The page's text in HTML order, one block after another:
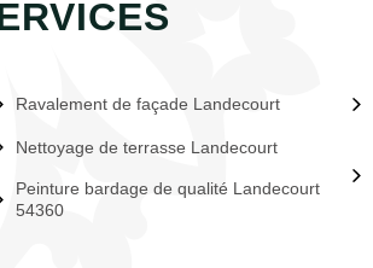
Ravalement de façade Landecourt
Nettoyage de terrasse Landecourt
Peinture bardage de qualité Landecourt
54360